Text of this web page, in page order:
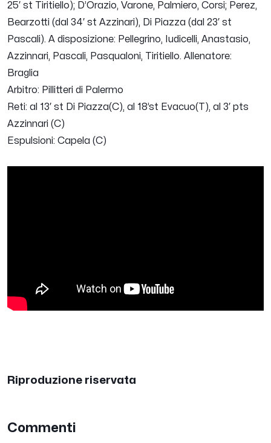
25′ st Tiritiello); D’Orazio, Varone, Palmiero, Corsi; Perez,
Bearzotti (dal 34′ st Azzinari), Di Piazza (dal 23′ st
Pascali). A disposizione: Pellegrino, Iudicelli, Anastasio,
Azzinnari, Pascali, Pasqualoni, Tiritiello. Allenatore:
Braglia
Arbitro: Pillitteri di Palermo
Reti: al 13′ st Di Piazza(C), al 18’st Evacuo(T), al 3′ pts
Azzinnari (C)
Espulsioni: Capela (C)
Riproduzione riservata
Commenti